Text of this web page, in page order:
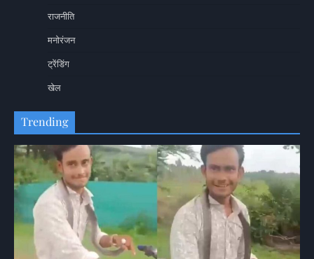
राजनीति
मनोरंजन
ट्रेंडिंग
खेल
Trending